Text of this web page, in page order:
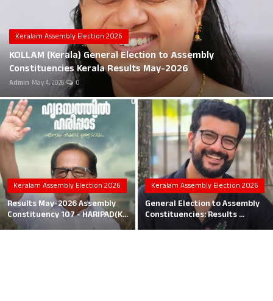
Career
Education
Business
Local News
Earn Money
Tutorials
Malayalam
Keralam Assembly Election 2026
KOLLAM (Kerala) General Election to Assembly
Constituencies Kerala Results May-2026
Admin May 4, 2026 0
Keralam Assembly Election 2026
Results May-2026 Assembly
Constituency 107 - HARIPAD(K...
Keralam Assembly Election 2026
General Election to Assembly
Constituencies: Results ...